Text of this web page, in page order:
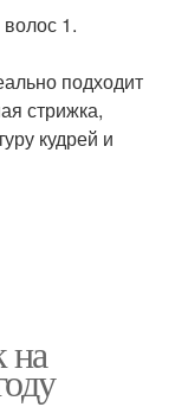
1.
подходит
стрижка,
кудрей и
на